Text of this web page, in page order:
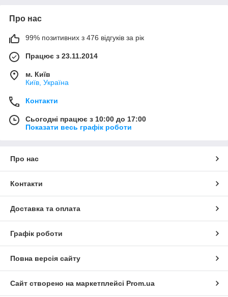
Про нас
99% позитивних з 476 відгуків за рік
Працює з 23.11.2014
м. Київ
Київ, Україна
Контакти
Сьогодні працює з 10:00 до 17:00
Показати весь графік роботи
Про нас
Контакти
Доставка та оплата
Графік роботи
Повна версія сайту
Сайт створено на маркетплейсі Prom.ua